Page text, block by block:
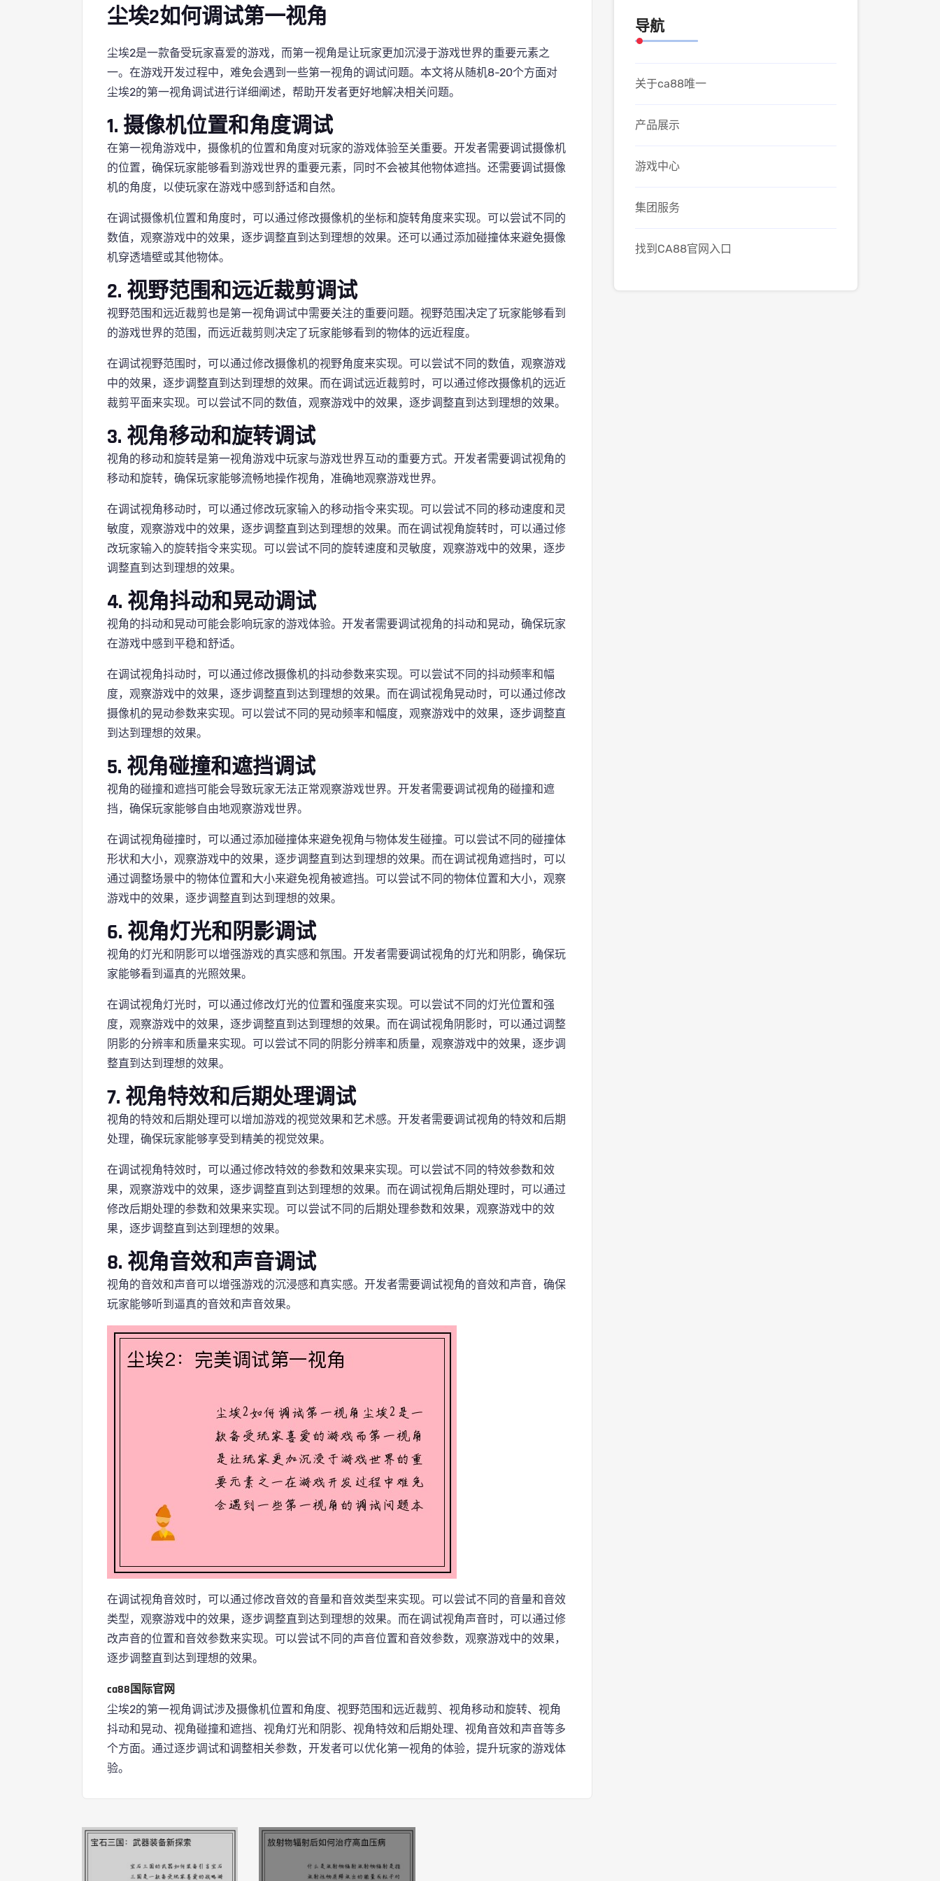
尘埃2如何调试第一视角
尘埃2是一款备受玩家喜爱的游戏，而第一视角是让玩家更加沉浸于游戏世界的重要元素之
一。在游戏开发过程中，难免会遇到一些第一视角的调试问题。本文将从随机8-20个方面对
尘埃2的第一视角调试进行详细阐述，帮助开发者更好地解决相关问题。
1. 摄像机位置和角度调试
在第一视角游戏中，摄像机的位置和角度对玩家的游戏体验至关重要。开发者需要调试摄像机
的位置，确保玩家能够看到游戏世界的重要元素，同时不会被其他物体遮挡。还需要调试摄像
机的角度，以使玩家在游戏中感到舒适和自然。
在调试摄像机位置和角度时，可以通过修改摄像机的坐标和旋转角度来实现。可以尝试不同的
数值，观察游戏中的效果，逐步调整直到达到理想的效果。还可以通过添加碰撞体来避免摄像
机穿透墙壁或其他物体。
2. 视野范围和远近裁剪调试
视野范围和远近裁剪也是第一视角调试中需要关注的重要问题。视野范围决定了玩家能够看到
的游戏世界的范围，而远近裁剪则决定了玩家能够看到的物体的远近程度。
在调试视野范围时，可以通过修改摄像机的视野角度来实现。可以尝试不同的数值，观察游戏
中的效果，逐步调整直到达到理想的效果。而在调试远近裁剪时，可以通过修改摄像机的远近
裁剪平面来实现。可以尝试不同的数值，观察游戏中的效果，逐步调整直到达到理想的效果。
3. 视角移动和旋转调试
视角的移动和旋转是第一视角游戏中玩家与游戏世界互动的重要方式。开发者需要调试视角的
移动和旋转，确保玩家能够流畅地操作视角，准确地观察游戏世界。
在调试视角移动时，可以通过修改玩家输入的移动指令来实现。可以尝试不同的移动速度和灵
敏度，观察游戏中的效果，逐步调整直到达到理想的效果。而在调试视角旋转时，可以通过修
改玩家输入的旋转指令来实现。可以尝试不同的旋转速度和灵敏度，观察游戏中的效果，逐步
调整直到达到理想的效果。
4. 视角抖动和晃动调试
视角的抖动和晃动可能会影响玩家的游戏体验。开发者需要调试视角的抖动和晃动，确保玩家
在游戏中感到平稳和舒适。
在调试视角抖动时，可以通过修改摄像机的抖动参数来实现。可以尝试不同的抖动频率和幅
度，观察游戏中的效果，逐步调整直到达到理想的效果。而在调试视角晃动时，可以通过修改
摄像机的晃动参数来实现。可以尝试不同的晃动频率和幅度，观察游戏中的效果，逐步调整直
到达到理想的效果。
5. 视角碰撞和遮挡调试
视角的碰撞和遮挡可能会导致玩家无法正常观察游戏世界。开发者需要调试视角的碰撞和遮
挡，确保玩家能够自由地观察游戏世界。
在调试视角碰撞时，可以通过添加碰撞体来避免视角与物体发生碰撞。可以尝试不同的碰撞体
形状和大小，观察游戏中的效果，逐步调整直到达到理想的效果。而在调试视角遮挡时，可以
通过调整场景中的物体位置和大小来避免视角被遮挡。可以尝试不同的物体位置和大小，观察
游戏中的效果，逐步调整直到达到理想的效果。
6. 视角灯光和阴影调试
视角的灯光和阴影可以增强游戏的真实感和氛围。开发者需要调试视角的灯光和阴影，确保玩
家能够看到逼真的光照效果。
在调试视角灯光时，可以通过修改灯光的位置和强度来实现。可以尝试不同的灯光位置和强
度，观察游戏中的效果，逐步调整直到达到理想的效果。而在调试视角阴影时，可以通过调整
阴影的分辨率和质量来实现。可以尝试不同的阴影分辨率和质量，观察游戏中的效果，逐步调
整直到达到理想的效果。
7. 视角特效和后期处理调试
视角的特效和后期处理可以增加游戏的视觉效果和艺术感。开发者需要调试视角的特效和后期
处理，确保玩家能够享受到精美的视觉效果。
在调试视角特效时，可以通过修改特效的参数和效果来实现。可以尝试不同的特效参数和效
果，观察游戏中的效果，逐步调整直到达到理想的效果。而在调试视角后期处理时，可以通过
修改后期处理的参数和效果来实现。可以尝试不同的后期处理参数和效果，观察游戏中的效
果，逐步调整直到达到理想的效果。
8. 视角音效和声音调试
视角的音效和声音可以增强游戏的沉浸感和真实感。开发者需要调试视角的音效和声音，确保
玩家能够听到逼真的音效和声音效果。
在调试视角音效时，可以通过修改音效的音量和音效类型来实现。可以尝试不同的音量和音效
类型，观察游戏中的效果，逐步调整直到达到理想的效果。而在调试视角声音时，可以通过修
改声音的位置和音效参数来实现。可以尝试不同的声音位置和音效参数，观察游戏中的效果，
逐步调整直到达到理想的效果。
ca88国际官网
尘埃2的第一视角调试涉及摄像机位置和角度、视野范围和远近裁剪、视角移动和旋转、视角
抖动和晃动、视角碰撞和遮挡、视角灯光和阴影、视角特效和后期处理、视角音效和声音等多
个方面。通过逐步调试和调整相关参数，开发者可以优化第一视角的体验，提升玩家的游戏体
验。
导航
关于ca88唯一
产品展示
游戏中心
集团服务
找到CA88官网入口